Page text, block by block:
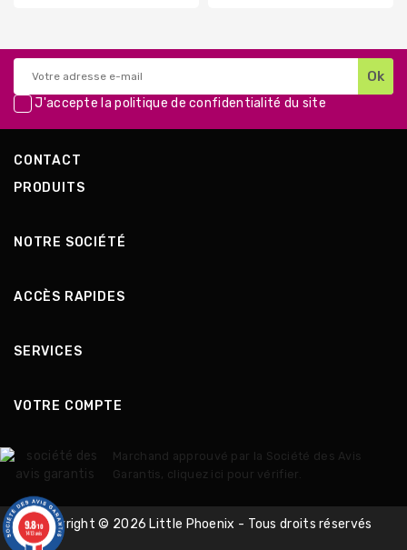
J'accepte lapolitique de confidentialité du site
CONTACT
PRODUITS
NOTRE SOCIÉTÉ
ACCÈS RAPIDES
SERVICES
VOTRE COMPTE
Marchand approuvé par la Société des Avis
Garantis, cliquez ici pour vérifier.
Copyright © 2026 Little Phoenix - Tous droits réservés
9.8/10
1413 avis